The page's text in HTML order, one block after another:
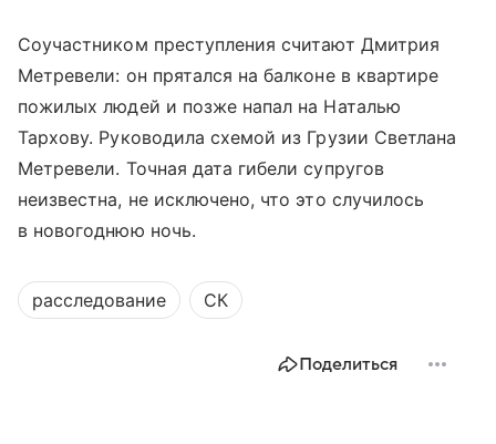
Соучастником преступления считают Дмитрия
Метревели: он прятался на балконе в квартире
пожилых людей и позже напал на Наталью
Тархову. Руководила схемой из Грузии Светлана
Метревели. Точная дата гибели супругов
неизвестна, не исключено, что это случилось
в новогоднюю ночь.
расследование СК
Поделиться